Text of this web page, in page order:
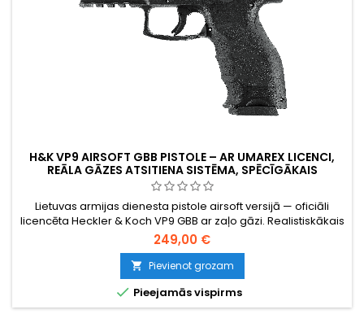
H&K VP9 AIRSOFT GBB PISTOLE – AR UMAREX LICENCI,
REĀLA GĀZES ATSITIENA SISTĒMA, SPĒCĪGĀKAIS
ATSITIENS SAVĀ KLASĒ
Lietuvas armijas dienesta pistole airsoft versijā — oficiāli
licencēta Heckler & Koch VP9 GBB ar zaļo gāzi. Realistiskākais
atsitiena efekts tirgū: pilna slīdņa kustība, reāla BB lodīšu
ievietošana kamerā, spēcīgs jūtams atsitiens — nevis
imitācija. 185 mm, 729 g, 22-patronu magazīna. Piegāde 3–14
dienu laikā pēc pasūtījuma veikšanas.
249,00 €
 Pievienot grozam
 Pieejamās vispirms